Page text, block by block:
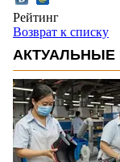
Рейтинг
Возврат к списку
АКТУАЛЬНЫЕ